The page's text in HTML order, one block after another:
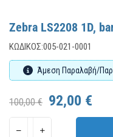
Zebra LS2208 1D,
ΚΩΔΙΚΌΣ:005-021-0001
Άμεση Παραλαβή/
100,00 € 92,00 €